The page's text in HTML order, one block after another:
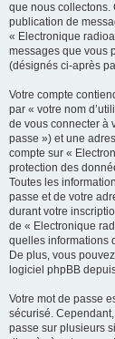
que nous
publication de
« Electronique
messages que vous
(désignés ci-après
Votre compte
par « votre nom
de vous connecter à
passe ») et une
compte sur «
protection des
Toutes les
passe et de votre
durant votre
de « Electronique
quelles informations
De plus, vous
logiciel phpBB
Votre mot de passe
sécurisé.
passe sur plusieurs